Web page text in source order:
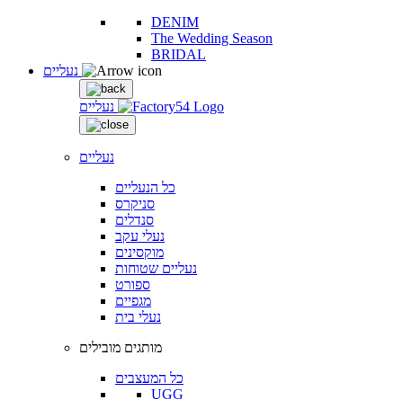
DENIM
The Wedding Season
BRIDAL
נעליים
נעליים
כל הנעליים
סניקרס
סנדלים
נעלי עקב
מוקסינים
נעליים שטוחות
ספורט
מגפיים
נעלי בית
מותגים מובילים
כל המעצבים
UGG